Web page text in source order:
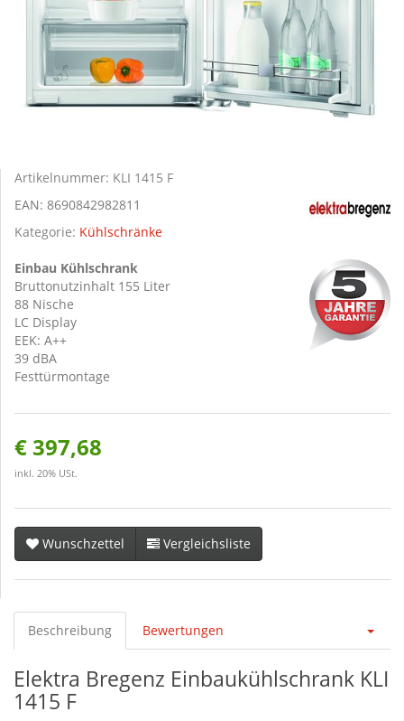
Artikelnummer: KLI 1415 F
EAN: 8690842982811
Kategorie: Kühlschränke
Einbau Kühlschrank
Bruttonutzinhalt 155 Liter
88 Nische
LC Display
EEK: A++
39 dBA
Festtürmontage
€ 397,68
inkl. 20% USt.
Wunschzettel Vergleichsliste
Beschreibung Bewertungen
Elektra Bregenz Einbaukühlschrank KLI
1415 F